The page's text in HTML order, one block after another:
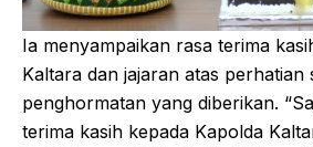
Ia menyampaikan rasa terima
Kaltara dan jajaran atas perhatian
penghormatan yang diberikan.
terima kasih kepada Kapolda